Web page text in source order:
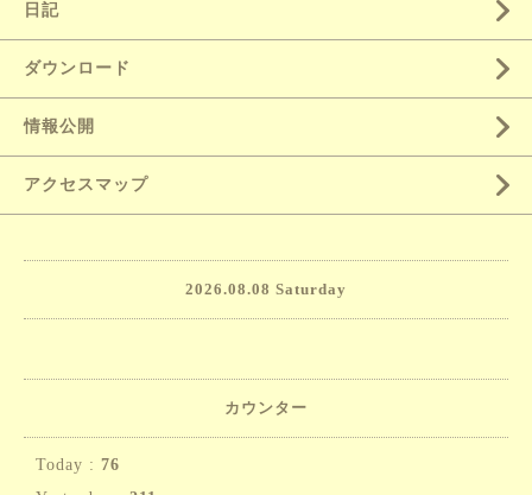
日記
ダウンロード
情報公開
アクセスマップ
2026.08.08 Saturday
カウンター
Today : 76